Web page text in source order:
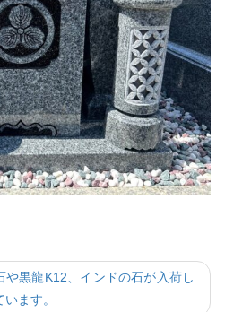
黒龍K12、インドの石が入荷し
います。